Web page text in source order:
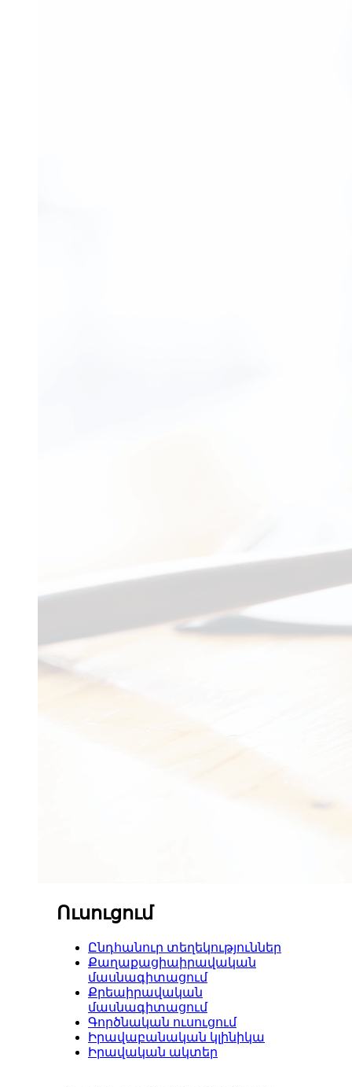
Ուսուցում
Ընդհանուր տեղեկություններ
Քաղաքացիաիրավական
մասնագիտացում
Քրեաիրավական
մասնագիտացում
Գործնական ուսուցում
Իրավաբանական կլինիկա
Իրավական ակտեր